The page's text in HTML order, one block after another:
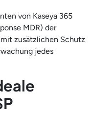
von Kaseya 365
MDR) der
zusätzlichen Schutz
jedes